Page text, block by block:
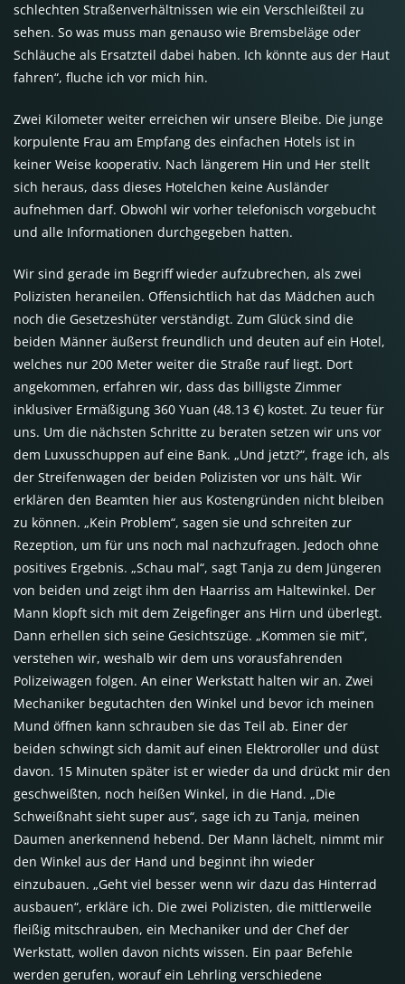
schlechten Straßenverhältnissen wie ein Verschleißteil zu
sehen. So was muss man genauso wie Bremsbeläge oder
Schläuche als Ersatzteil dabei haben. Ich könnte aus der Haut
fahren“, fluche ich vor mich hin.
Zwei Kilometer weiter erreichen wir unsere Bleibe. Die junge
korpulente Frau am Empfang des einfachen Hotels ist in
keiner Weise kooperativ. Nach längerem Hin und Her stellt
sich heraus, dass dieses Hotelchen keine Ausländer
aufnehmen darf. Obwohl wir vorher telefonisch vorgebucht
und alle Informationen durchgegeben hatten.
Wir sind gerade im Begriff wieder aufzubrechen, als zwei
Polizisten heraneilen. Offensichtlich hat das Mädchen auch
noch die Gesetzeshüter verständigt. Zum Glück sind die
beiden Männer äußerst freundlich und deuten auf ein Hotel,
welches nur 200 Meter weiter die Straße rauf liegt. Dort
angekommen, erfahren wir, dass das billigste Zimmer
inklusiver Ermäßigung 360 Yuan (48.13 €) kostet. Zu teuer für
uns. Um die nächsten Schritte zu beraten setzen wir uns vor
dem Luxusschuppen auf eine Bank. „Und jetzt?“, frage ich, als
der Streifenwagen der beiden Polizisten vor uns hält. Wir
erklären den Beamten hier aus Kostengründen nicht bleiben
zu können. „Kein Problem“, sagen sie und schreiten zur
Rezeption, um für uns noch mal nachzufragen. Jedoch ohne
positives Ergebnis. „Schau mal“, sagt Tanja zu dem Jüngeren
von beiden und zeigt ihm den Haarriss am Haltewinkel. Der
Mann klopft sich mit dem Zeigefinger ans Hirn und überlegt.
Dann erhellen sich seine Gesichtszüge. „Kommen sie mit“,
verstehen wir, weshalb wir dem uns vorausfahrenden
Polizeiwagen folgen. An einer Werkstatt halten wir an. Zwei
Mechaniker begutachten den Winkel und bevor ich meinen
Mund öffnen kann schrauben sie das Teil ab. Einer der
beiden schwingt sich damit auf einen Elektroroller und düst
davon. 15 Minuten später ist er wieder da und drückt mir den
geschweißten, noch heißen Winkel, in die Hand. „Die
Schweißnaht sieht super aus“, sage ich zu Tanja, meinen
Daumen anerkennend hebend. Der Mann lächelt, nimmt mir
den Winkel aus der Hand und beginnt ihn wieder
einzubauen. „Geht viel besser wenn wir dazu das Hinterrad
ausbauen“, erkläre ich. Die zwei Polizisten, die mittlerweile
fleißig mitschrauben, ein Mechaniker und der Chef der
Werkstatt, wollen davon nichts wissen. Ein paar Befehle
werden gerufen, worauf ein Lehrling verschiedene